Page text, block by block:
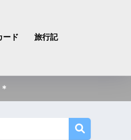
ード 旅行記